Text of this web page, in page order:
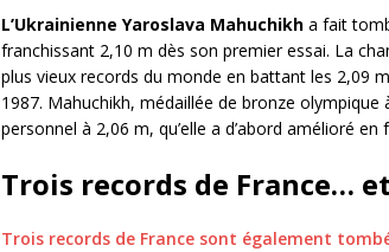
L’Ukrainienne Yaroslava Mahuchikh a fait
franchissant 2,10 m dès son premier essai. La
plus vieux records du monde en battant les 2,09
1987. Mahuchikh, médaillée de bronze
personnel à 2,06 m, qu’elle a d’abord amélioré
Trois records de France…
Trois records de France sont également